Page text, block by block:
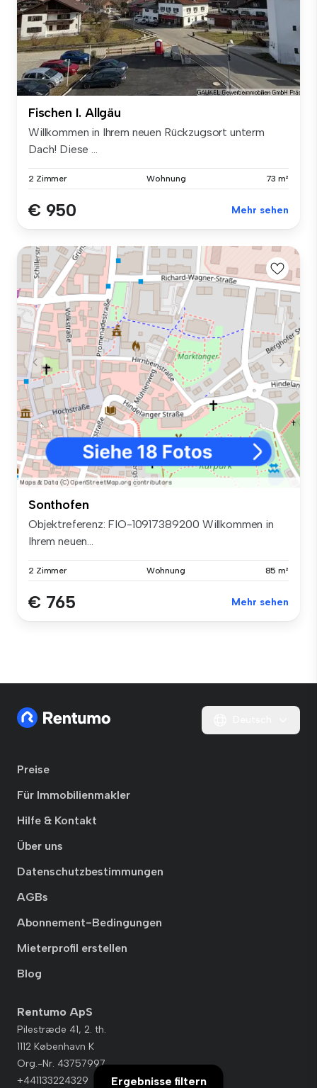
Ergebnisse filtern
Fischen I. Allgäu
Willkommen in Ihrem neuen Rückzugsort unterm
Dach! Diese ...
2 Zimmer Wohnung 73 m²
€ 950 Mehr sehen
Sonthofen
Objektreferenz: FIO-10917389200 Willkommen in
Ihrem neuen...
2 Zimmer Wohnung 85 m²
€ 765 Mehr sehen
Preise
Für Immobilienmakler
Hilfe & Kontakt
Über uns
Datenschutzbestimmungen
AGBs
Abonnement-Bedingungen
Mieterprofil erstellen
Blog
Rentumo ApS
Pilestræde 41, 2. th.
1112 København K
Org.-Nr. 43757997
+441133224329